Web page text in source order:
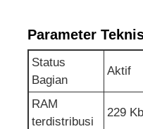
IC EPROM
IC UART
Parameter
Status
Bagian
Aktif
RAM
terdistribusi
229